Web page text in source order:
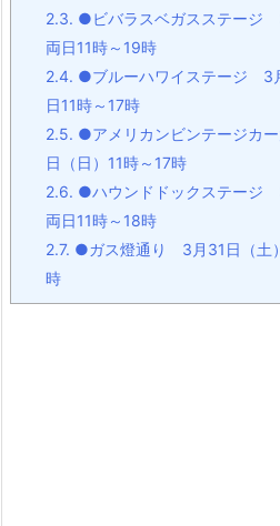
2.3. ●ビバラスベガスステージ
両日11時～19時
2.4. ●ブルーハワイステージ 3
日11時～17時
2.5. ●アメリカンビンテージカ
日（日）11時～17時
2.6. ●ハウンドドックステージ
両日11時～18時
2.7. ●ガス燈通り 3月31日（土
時